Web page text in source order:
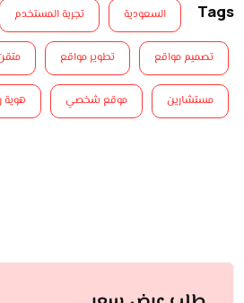
Tags السعودية تجربة المستخدم
تصميم مواقع تطوير مواقع
مستشارين موقع شخصي هوية